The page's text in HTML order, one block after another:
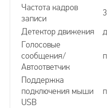
Частота кадров
записи
Детектор движения
Голосовые
сообщения/
Автоответчик
Поддержка
подключения мыши
USB